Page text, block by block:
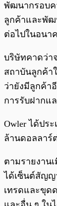
พัฒนากรอบค
ลูกค้าและพัฒ
ต่อไปในอนา
บริษัทคาดว่า
สถาบันลูกค้า
ว่ายังมีลูกค้า
การรับฝากแ
Owler ได้ประ
ล้านดอลลาร์
ตามรายงาน
ได้เซ็นต์สัญญ
เทรดและขุด